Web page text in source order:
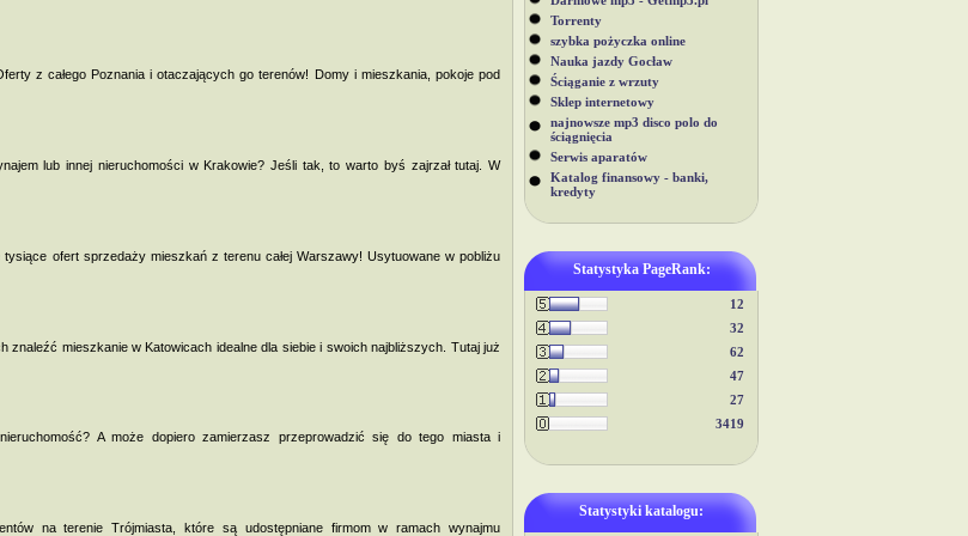
Torrenty
szybka pożyczka online
Nauka jazdy Gocław
Ściąganie z wrzuty
Sklep internetowy
najnowsze mp3 disco polo do
ściągnięcia
Serwis aparatów
Katalog finansowy - banki,
kredyty
Statystyka PageRank:
12
32
62
47
27
3419
Statystyki katalogu:
z całego Poznania i otaczających go terenów! Domy i mieszkania, pokoje pod
lub innej nieruchomości w Krakowie? Jeśli tak, to warto byś zajrzał tutaj. W
ofert sprzedaży mieszkań z terenu całej Warszawy! Usytuowane w pobliżu
mieszkanie w Katowicach idealne dla siebie i swoich najbliższych. Tutaj już
A może dopiero zamierzasz przeprowadzić się do tego miasta i
na terenie Trójmiasta, które są udostępniane firmom w ramach wynajmu